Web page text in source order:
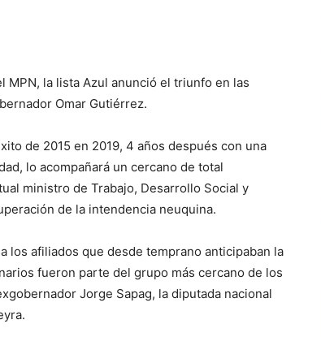
MPN, la lista Azul anunció el triunfo en las
Omar Gutiérrez.
de 2015 en 2019, 4 años después con una
lo acompañará un cercano de total
ministro de Trabajo, Desarrollo Social y
de la intendencia neuquina.
los afiliados que desde temprano anticipaban la
fueron parte del grupo más cercano de los
Jorge Sapag, la diputada nacional